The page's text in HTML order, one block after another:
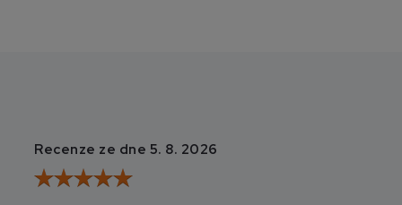
Recenze ze dne 5. 8. 2026